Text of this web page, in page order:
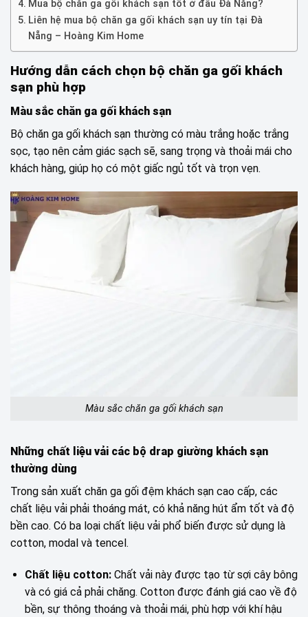
Mua bộ chăn ga gối khách sạn tốt ở đâu Đà Nẵng?
Liên hệ mua bộ chăn ga gối khách sạn uy tín tại Đà
Nẵng – Hoàng Kim Home
Hướng dẫn cách chọn bộ chăn ga gối khách
sạn phù hợp
Màu sắc chăn ga gối khách sạn
Bộ chăn ga gối khách sạn thường có màu trắng hoặc trắng
sọc, tạo nên cảm giác sạch sẽ, sang trọng và thoải mái cho
khách hàng, giúp họ có một giấc ngủ tốt và trọn vẹn.
Màu sắc chăn ga gối khách sạn
Những chất liệu vải các bộ drap giường khách sạn
thường dùng
Trong sản xuất chăn ga gối đệm khách sạn cao cấp, các
chất liệu vải phải thoáng mát, có khả năng hút ẩm tốt và độ
bền cao. Có ba loại chất liệu vải phổ biến được sử dụng là
cotton, modal và tencel.
Chất liệu cotton: Chất vải này được tạo từ sợi cây bông
và có giá cả phải chăng. Cotton được đánh giá cao về độ
bền, sự thông thoáng và thoải mái, phù hợp với khí hậu